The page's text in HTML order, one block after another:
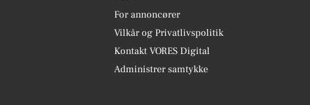
For annoncører
Vilkår og Privatlivspolitik
Kontakt VORES Digital
Administrer samtykke